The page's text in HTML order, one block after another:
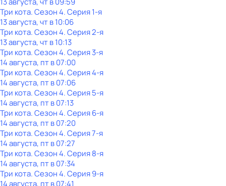
Три кота. Сезон 4. Серия 1-я
13 августа, чт в 10:06
Три кота. Сезон 4. Серия 2-я
13 августа, чт в 10:13
Три кота. Сезон 4. Серия 3-я
14 августа, пт в 07:00
Три кота. Сезон 4. Серия 4-я
14 августа, пт в 07:06
Три кота. Сезон 4. Серия 5-я
14 августа, пт в 07:13
Три кота. Сезон 4. Серия 6-я
14 августа, пт в 07:20
Три кота. Сезон 4. Серия 7-я
14 августа, пт в 07:27
Три кота. Сезон 4. Серия 8-я
14 августа, пт в 07:34
Три кота. Сезон 4. Серия 9-я
14 августа, пт в 07:41